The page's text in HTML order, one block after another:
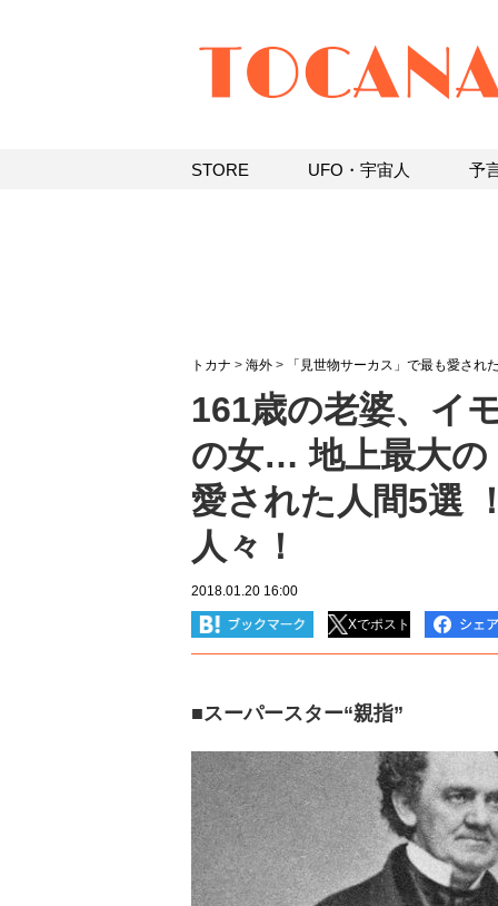
トカナ > 海外 > 「見世物サーカス」で最も愛され
161歳の老婆、イ
の女… 地上最大の
愛された人間5選
人々！
2018.01.20 16:00
Xでポスト
■スーパースター“親指”
STORE UFO・宇宙人 予